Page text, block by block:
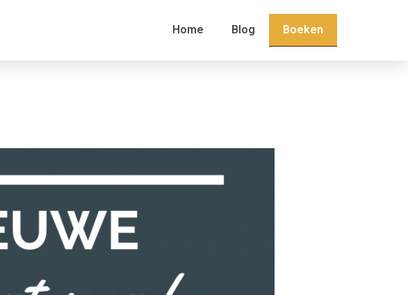
Home Blog Boeken